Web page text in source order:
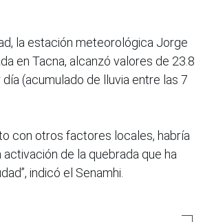
la estación meteorológica Jorge
en Tacna, alcanzó valores de 23.8
(acumulado de lluvia entre las 7
con otros factores locales, habría
de la quebrada que ha
indicó el Senamhi.